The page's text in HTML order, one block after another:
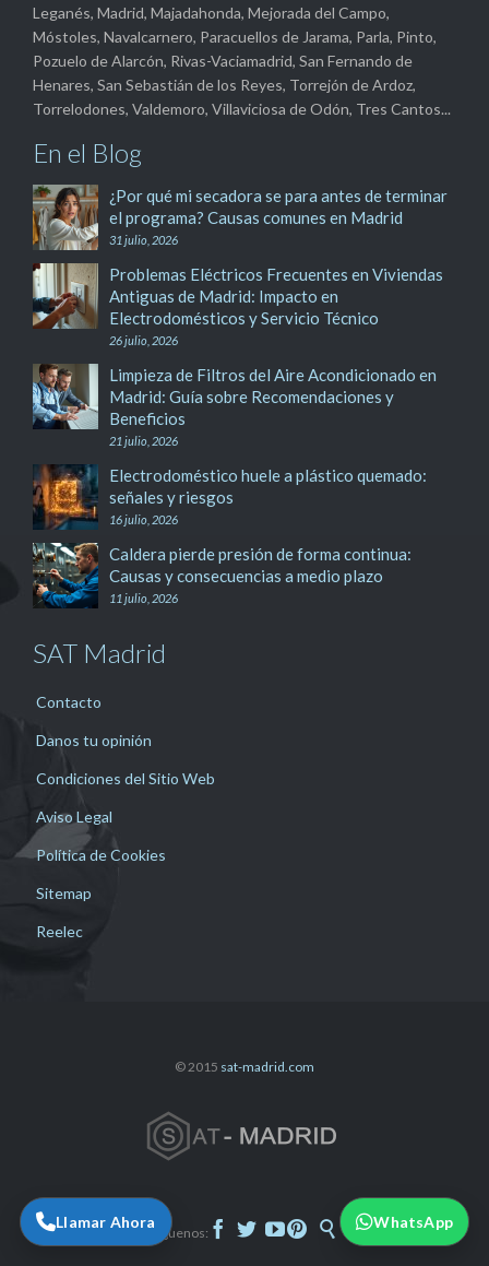
Leganés, Madrid, Majadahonda, Mejorada del Campo,
Móstoles, Navalcarnero, Paracuellos de Jarama, Parla, Pinto,
Pozuelo de Alarcón, Rivas-Vaciamadrid, San Fernando de
Henares, San Sebastián de los Reyes, Torrejón de Ardoz,
Torrelodones, Valdemoro, Villaviciosa de Odón, Tres Cantos...
En el Blog
¿Por qué mi secadora se para antes de terminar
el programa? Causas comunes en Madrid
31 julio, 2026
Problemas Eléctricos Frecuentes en Viviendas
Antiguas de Madrid: Impacto en
Electrodomésticos y Servicio Técnico
26 julio, 2026
Limpieza de Filtros del Aire Acondicionado en
Madrid: Guía sobre Recomendaciones y
Beneficios
21 julio, 2026
Electrodoméstico huele a plástico quemado:
señales y riesgos
16 julio, 2026
Caldera pierde presión de forma continua:
Causas y consecuencias a medio plazo
11 julio, 2026
SAT Madrid
Contacto
Danos tu opinión
Condiciones del Sitio Web
Aviso Legal
Política de Cookies
Sitemap
Reelec
© 2015 sat-madrid.com
Síguenos:    
Llamar Ahora WhatsApp